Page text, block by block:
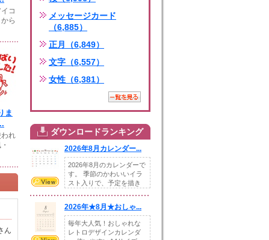
コ
ら
ま
れ
ん
メッセージカード
（6,885）
正月（6,849）
文字（6,557）
女性（6,381）
ダウンロードランキング
2026年8月カレンダー...
2026年8月のカレンダーで
す。 季節のかわいいイラ
スト入りで、予定を描き
2026年★8月★おしゃ...
毎年大人気！おしゃれな
レトロデザインカレンダ